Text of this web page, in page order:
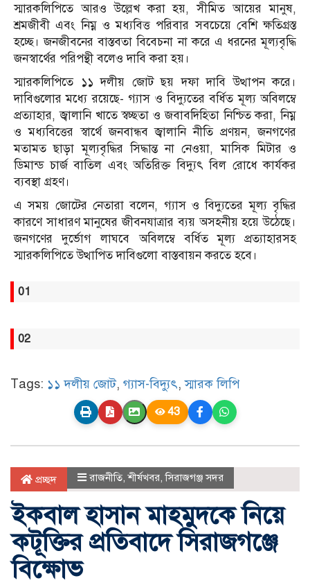
স্মারকলিপিতে আরও উল্লেখ করা হয়, সীমিত আয়ের মানুষ,
শ্রমজীবী এবং নিম্ন ও মধ্যবিত্ত পরিবার সবচেয়ে বেশি ক্ষতিগ্রস্ত
হচ্ছে। জনজীবনের বাস্তবতা বিবেচনা না করে এ ধরনের মূল্যবৃদ্ধি
জনস্বার্থের পরিপন্থী বলেও দাবি করা হয়।
স্মারকলিপিতে ১১ দলীয় জোট ছয় দফা দাবি উত্থাপন করে।
দাবিগুলোর মধ্যে রয়েছে- গ্যাস ও বিদ্যুতের বর্ধিত মূল্য অবিলম্বে
প্রত্যাহার, জ্বালানি খাতে স্বচ্ছতা ও জবাবদিহিতা নিশ্চিত করা, নিম্ন
ও মধ্যবিত্তের স্বার্থে জনবান্ধব জ্বালানি নীতি প্রণয়ন, জনগণের
মতামত ছাড়া মূল্যবৃদ্ধির সিদ্ধান্ত না নেওয়া, মাসিক মিটার ও
ডিমান্ড চার্জ বাতিল এবং অতিরিক্ত বিদ্যুৎ বিল রোধে কার্যকর
ব্যবস্থা গ্রহণ।
এ সময় জোটের নেতারা বলেন, গ্যাস ও বিদ্যুতের মূল্য বৃদ্ধির
কারণে সাধারণ মানুষের জীবনযাত্রার ব্যয় অসহনীয় হয়ে উঠেছে।
জনগণের দুর্ভোগ লাঘবে অবিলম্বে বর্ধিত মূল্য প্রত্যাহারসহ
স্মারকলিপিতে উত্থাপিত দাবিগুলো বাস্তবায়ন করতে হবে।
01
02
Tags: ১১ দলীয় জোট, গ্যাস-বিদ্যুৎ,স্মারক লিপি
43
প্রচ্ছদ রাজনীতি ,শীর্ষখবর ,সিরাজগঞ্জ সদর
ইকবাল হাসান মাহমুদকে নিয়ে
কটূক্তির প্রতিবাদে সিরাজগঞ্জে
বিক্ষোভ